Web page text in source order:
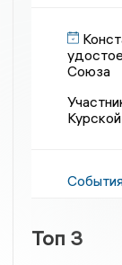
Союза
Топ 3